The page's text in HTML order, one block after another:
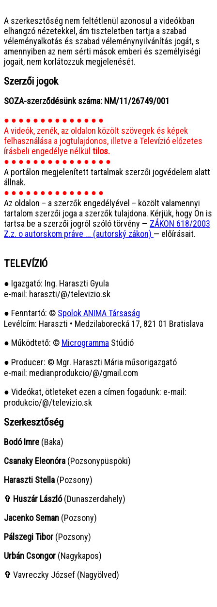
A szerkesztőség nem feltétlenül azonosul a videókban
elhangzó nézetekkel, ám tiszteletben tartja a szabad
véleményalkotás és szabad véleménynyilvánítás jogát, s
amennyiben az nem sérti mások emberi és személyiségi
jogait, nem korlátozzuk megjelenését.
Szerzői jogok
SOZA-szerződésünk száma: NM/11/26749/001
● ● ● ● ● ● ● ● ● ● ● ● ● ●
A videók, zenék, az oldalon közölt szövegek és képek
felhasználása a jogtulajdonos, illetve a Televízió előzetes
írásbeli engedélye nélkül tilos.
● ● ● ● ● ● ● ● ● ● ● ● ● ● ●
A portálon megjelenített tartalmak szerzői jogvédelem alatt
állnak.
● ● ● ● ● ● ● ● ● ● ● ● ● ●
Az oldalon – a szerzők engedélyével – közölt valamennyi
tartalom szerzői joga a szerzők tulajdona. Kérjük, hogy Ön is
tartsa be a szerzői jogról szóló törvény — ZÁKON 618/2003
Z.z. o autorskom práve ... (autorský zákon) — előírásait.
TELEVÍZIÓ
● Igazgató: Ing. Haraszti Gyula
e-mail: haraszti/@/televizio.sk
● Fenntartó: © Spolok ANIMA Társaság
Levélcím: Haraszti • Medzilaborecká 17, 821 01 Bratislava
● Működtető: © Microgramma Stúdió
● Producer: © Mgr. Haraszti Mária műsorigazgató
e-mail: medianprodukcio/@/gmail.com
● Videókat, ötleteket ezen a címen fogadunk: e-mail:
produkcio/@/televizio.sk
Szerkesztőség
Bodó Imre (Baka)
Csanaky Eleonóra (Pozsonypüspöki)
Haraszti Stella (Pozsony)
✞ Huszár László(Dunaszerdahely)
Jacenko Seman (Pozsony)
Pálszegi Tibor (Pozsony)
Urbán Csongor (Nagykapos)
✞ Vavreczky József (Nagyölved)